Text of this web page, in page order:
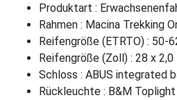
Produktart :
Rahmen : Macina Trekking
Reifengröße (ETRTO) : 50-
Reifengröße (Zoll) : 28 x 2,0
Schloss : ABUS integrated
Rückleuchte : B&M Toplight